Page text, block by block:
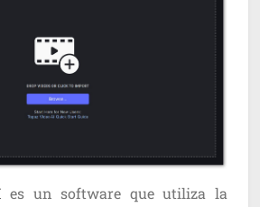
es un software que utiliza la